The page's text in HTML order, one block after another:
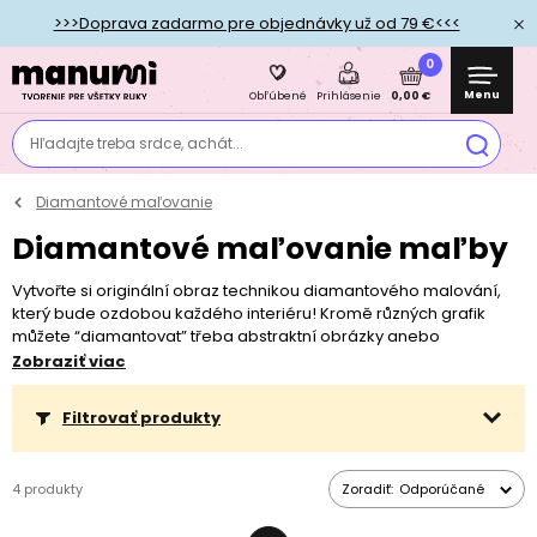
>>>Doprava zadarmo pre objednávky už od 79 €<<<
Hľadajte treba srdce, achát...
Obľúbené Prihlásenie
0
0,00 € Menu
Diamantové maľovanie
Diamantové maľovanie maľby
Vytvořte si originální obraz technikou diamantového malování,
který bude ozdobou každého interiéru! Kromě různých grafik
můžete “diamantovat” třeba abstraktní obrázky anebo
opravdová umělecká díla od světoznámých malířů jako je
například Claude Monet nebo Jan Vermeer.
Diamantové malování baví děti i dospělé. Skládáním kamínků na
konkrétní políčka, hledáním správné barvy a rovnáním kamínků
tak, aby byl obraz co nejpřesnější, se u dětí tříbí jemná motorika,
trpělivost a koncentrace a dospělí v této činnosti mnohdy
Zobraziť viac
Filtrovať produkty
4 produkty Zoradiť: Odporúčané